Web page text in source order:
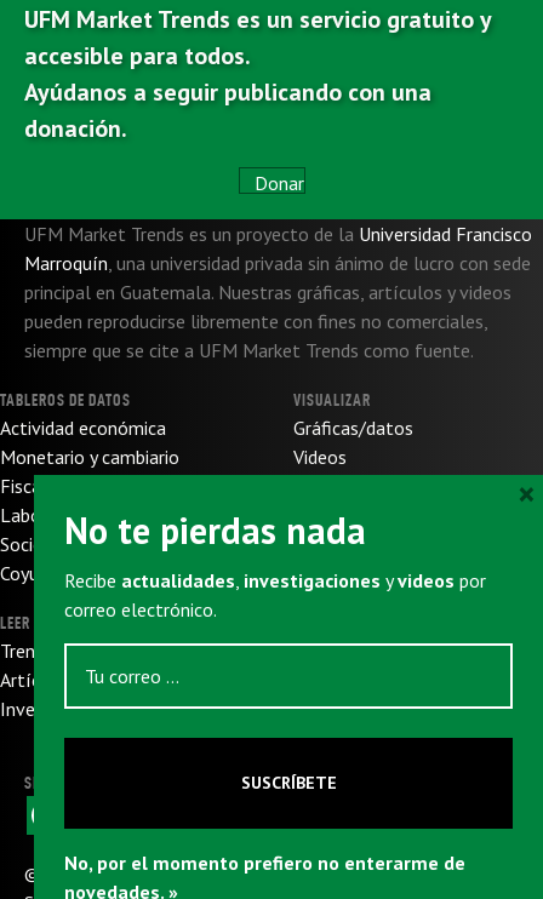
UFM Market Trends es un servicio gratuito y
accesible para todos.
Ayúdanos a seguir publicando con una
donación.
Donar
UFM Market Trends es un proyecto de la Universidad Francisco
Marroquín una universidad privada sin ánimo de lucro con sede
principal en Guatemala. Nuestras gráficas, artículos y videos
pueden reproducirse libremente con fines no comerciales,
siempre que se cite a UFM Market Trends como fuente.
TABLEROS DE DATOS
Actividad económica
Monetario y cambiario
Fiscal y de presupuesto
Laboral
Socioeconómico
Coyuntura internacional
LEER
Trends
Artículos
Investigaciones
VISUALIZAR
Gráficas/datos
Videos
Sobre nosotros
Donaciones
SUSCRIBIRSE
SIGUENOS
a
e
h
t
i
k
e
e
m
i
© 2026 Universidad Francisco Marroquín|CC: BY-NC-
No te pierdas nada
Recibe actualidades, investigaciones yvideos por
correo electrónico.
SUSCRÍBETE
No, por el momento prefiero no enterarme de
novedades. »
×